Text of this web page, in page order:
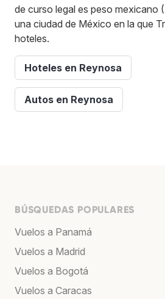
de curso legal es peso mexicano
una ciudad de México en la que
hoteles.
Hoteles en Reynosa
Autos en Reynosa
BÚSQUEDAS POPULARES
Vuelos a Panamá
Vuelos a Madrid
Vuelos a Bogotá
Vuelos a Caracas